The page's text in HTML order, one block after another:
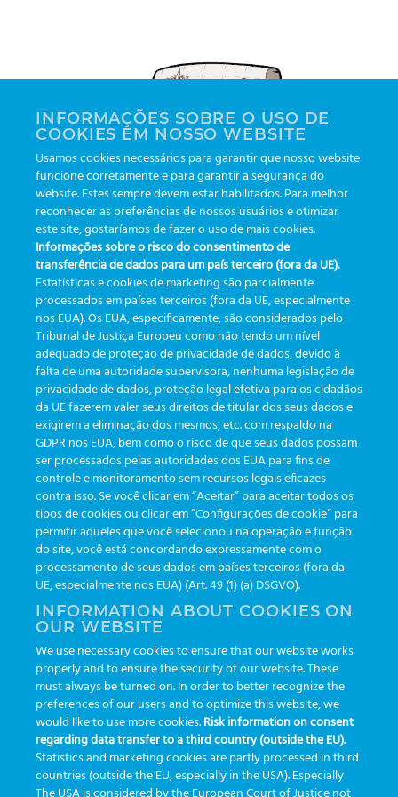
PISTA 4
Somos responsáveis pelo desenvolvimento
do primeiro sistema de coleta de sangue a
vácuo feito de plástico PET, mundialmente
conhecido através da marca VACUETTE®.
Os nossos valores corporativos são:
✓ Qualidade
✓ Presença Global
✓ Foco no cliente
✓ Conhecimento especializado
✓ Eficiência
Preocupados com o futuro sustentável,
reduziremos nossas emissões de CO2 em
mais de 50% até 2030, produzindo produtos
utilizando energia limpa e renovável. A
energia recuperada durante a produção de
INFORMAÇÕES SOBRE O USO DE
COOKIES EM NOSSO WEBSITE
Usamos cookies necessários para garantir que nosso website
funcione corretamente e para garantir a segurança do
website. Estes sempre devem estar habilitados. Para melhor
reconhecer as preferências de nossos usuários e otimizar
este site, gostaríamos de fazer o uso de mais cookies.
Informações sobre o risco do consentimento de
transferência de dados para um país terceiro (fora da UE).
Estatísticas e cookies de marketing são parcialmente
processados em países terceiros (fora da UE, especialmente
nos EUA). Os EUA, especificamente, são considerados pelo
Tribunal de Justiça Europeu como não tendo um nível
adequado de proteção de privacidade de dados, devido à
falta de uma autoridade supervisora, nenhuma legislação de
privacidade de dados, proteção legal efetiva para os cidadãos
da UE fazerem valer seus direitos de titular dos seus dados e
exigirem a eliminação dos mesmos, etc. com respaldo na
GDPR nos EUA, bem como o risco de que seus dados possam
ser processados pelas autoridades dos EUA para fins de
controle e monitoramento sem recursos legais eficazes
contra isso. Se você clicar em “Aceitar” para aceitar todos os
tipos de cookies ou clicar em “Configurações de cookie” para
permitir aqueles que você selecionou na operação e função
do site, você está concordando expressamente com o
processamento de seus dados em países terceiros (fora da
UE, especialmente nos EUA) (Art. 49 (1) (a) DSGVO).
INFORMATION ABOUT COOKIES ON
OUR WEBSITE
We use necessary cookies to ensure that our website works
properly and to ensure the security of our website. These
must always be turned on. In order to better recognize the
preferences of our users and to optimize this website, we
would like to use more cookies.Risk information on consent
regarding data transfer to a third country (outside the EU).
Statistics and marketing cookies are partly processed in third
countries (outside the EU, especially in the USA). Especially